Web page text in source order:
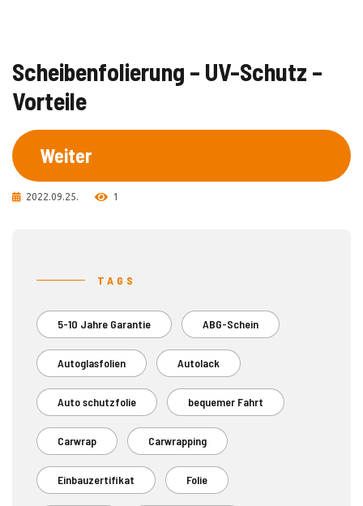
Scheibenfolierung – UV-Schutz –
Vorteile
Weiter
2022.09.25. 1
TAGS
5-10 Jahre Garantie ABG-Schein
Autoglasfolien Autolack
Auto schutzfolie bequemer Fahrt
Carwrap Carwrapping
Einbauzertifikat Folie